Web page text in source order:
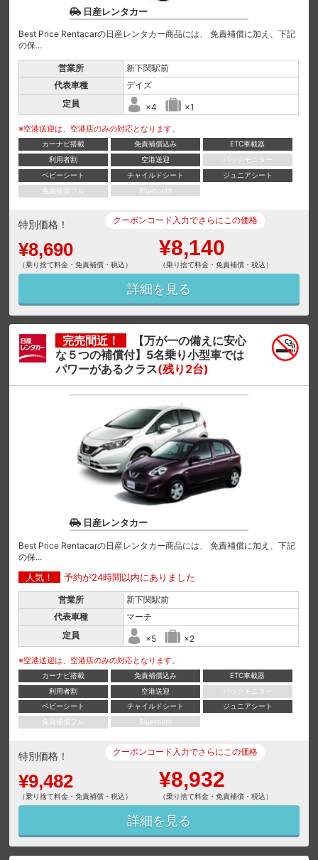
日産レンタカー
Best Price Rentacarの日産レンタカー商品には、 免責補償に加え、下記
の保...
営業所
新下関駅前
代表車種
デイズ
定員
×4 ×1
※空港送迎は、空港店のみの対応となります。
カーナビ搭載 免責補償込み
ETC車載器
利用者割
空港送迎
バックモニター
ベビーシート
チャイルドシート
ジュニアシート
免責補償フル
Bluetooth
特別価格！
¥8,690
（乗り捨て料金・免責補償・税込）
クーポンコード入力でさらにこの価格
¥8,140
（乗り捨て料金・免責補償・税込）
詳細を見る
完売間近！
【万が一の備えに安心
な５つの補償付】5名乗り小型車では
パワーがあるクラス(残り2台)
日産レンタカー
Best Price Rentacarの日産レンタカー商品には、 免責補償に加え、下記
の保...
人気！ 予約が24時間以内にありました
営業所
新下関駅前
代表車種
マーチ
定員
×5 ×2
※空港送迎は、空港店のみの対応となります。
カーナビ搭載 免責補償込み
ETC車載器
利用者割
空港送迎
バックモニター
ベビーシート
チャイルドシート
ジュニアシート
免責補償フル
Bluetooth
特別価格！
¥9,482
（乗り捨て料金・免責補償・税込）
クーポンコード入力でさらにこの価格
¥8,932
（乗り捨て料金・免責補償・税込）
詳細を見る